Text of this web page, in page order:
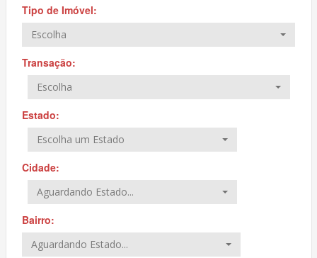
Tipo de Imóvel:
Escolha
Transação:
Escolha
Estado:
Escolha um Estado
Cidade:
Aguardando Estado...
Bairro:
Aguardando Estado...